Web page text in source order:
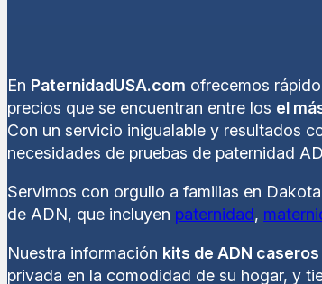
En PaternidadUSA.com ofrecemos
precios que se encuentran entre los el
Con un servicio inigualable y resultados
necesidades de pruebas de paternidad
Servimos con orgullo a familias en
de ADN, que incluyen paternidad,
Nuestra información kits de ADN caseros
privada en la comodidad de su hogar, y